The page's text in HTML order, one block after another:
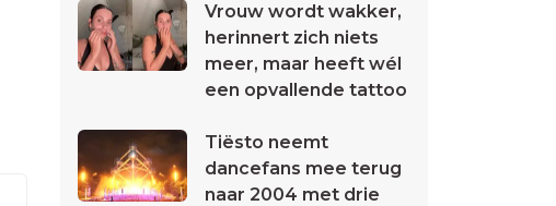
Vrouw wordt wakker,
herinnert zich niets
meer, maar heeft wél
een opvallende tattoo
Tiësto neemt
dancefans mee terug
naar 2004 met drie